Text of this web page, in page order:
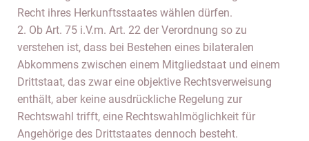
Recht ihres Herkunftsstaates wählen dürfen.
2. Ob Art. 75 i.V.m. Art. 22 der Verordnung so zu
verstehen ist, dass bei Bestehen eines bilateralen
Abkommens zwischen einem Mitgliedstaat und einem
Drittstaat, das zwar eine objektive Rechtsverweisung
enthält, aber keine ausdrückliche Regelung zur
Rechtswahl trifft, eine Rechtswahlmöglichkeit für
Angehörige des Drittstaates dennoch besteht.